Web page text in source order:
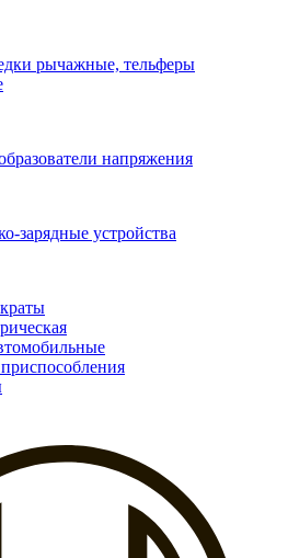
рычажные, тельферы
напряжения
зарядные устройства